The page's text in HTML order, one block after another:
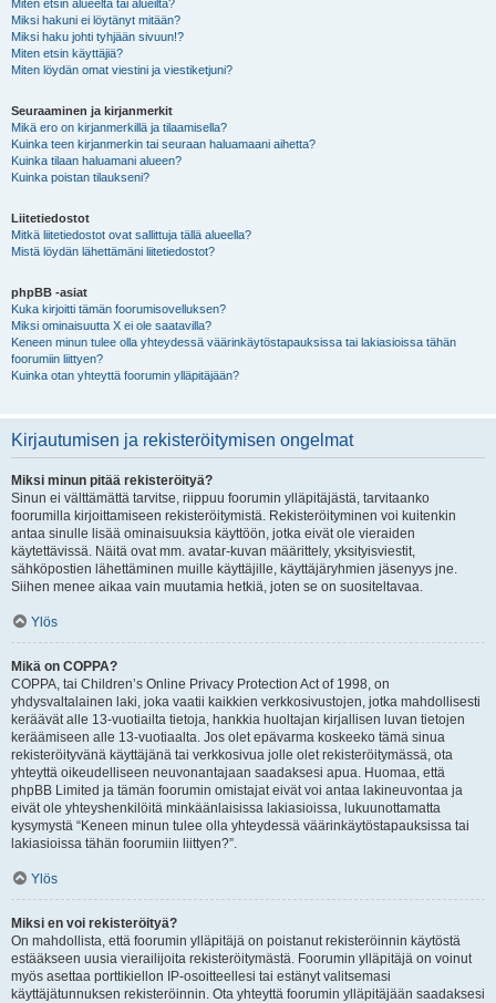
Miten etsin alueelta tai alueilta?
Miksi hakuni ei löytänyt mitään?
Miksi haku johti tyhjään sivuun!?
Miten etsin käyttäjiä?
Miten löydän omat viestini ja viestiketjuni?
Seuraaminen ja kirjanmerkit
Mikä ero on kirjanmerkillä ja tilaamisella?
Kuinka teen kirjanmerkin tai seuraan haluamaani aihetta?
Kuinka tilaan haluamani alueen?
Kuinka poistan tilaukseni?
Liitetiedostot
Mitkä liitetiedostot ovat sallittuja tällä alueella?
Mistä löydän lähettämäni liitetiedostot?
phpBB -asiat
Kuka kirjoitti tämän foorumisovelluksen?
Miksi ominaisuutta X ei ole saatavilla?
Keneen minun tulee olla yhteydessä väärinkäytöstapauksissa tai lakiasioissa tähän
foorumiin liittyen?
Kuinka otan yhteyttä foorumin ylläpitäjään?
Kirjautumisen ja rekisteröitymisen ongelmat
Miksi minun pitää rekisteröityä?
Sinun ei välttämättä tarvitse, riippuu foorumin ylläpitäjästä, tarvitaanko
foorumilla kirjoittamiseen rekisteröitymistä. Rekisteröityminen voi kuitenkin
antaa sinulle lisää ominaisuuksia käyttöön, jotka eivät ole vieraiden
käytettävissä. Näitä ovat mm. avatar-kuvan määrittely, yksityisviestit,
sähköpostien lähettäminen muille käyttäjille, käyttäjäryhmien jäsenyys jne.
Siihen menee aikaa vain muutamia hetkiä, joten se on suositeltavaa.
Ylös
Mikä on COPPA?
COPPA, tai Children’s Online Privacy Protection Act of 1998, on
yhdysvaltalainen laki, joka vaatii kaikkien verkkosivustojen, jotka mahdollisesti
keräävät alle 13-vuotiailta tietoja, hankkia huoltajan kirjallisen luvan tietojen
keräämiseen alle 13-vuotiaalta. Jos olet epävarma koskeeko tämä sinua
rekisteröityvänä käyttäjänä tai verkkosivua jolle olet rekisteröitymässä, ota
yhteyttä oikeudelliseen neuvonantajaan saadaksesi apua. Huomaa, että
phpBB Limited ja tämän foorumin omistajat eivät voi antaa lakineuvontaa ja
eivät ole yhteyshenkilöitä minkäänlaisissa lakiasioissa, lukuunottamatta
kysymystä “Keneen minun tulee olla yhteydessä väärinkäytöstapauksissa tai
lakiasioissa tähän foorumiin liittyen?”.
Ylös
Miksi en voi rekisteröityä?
On mahdollista, että foorumin ylläpitäjä on poistanut rekisteröinnin käytöstä
estääkseen uusia vierailijoita rekisteröitymästä. Foorumin ylläpitäjä on voinut
myös asettaa porttikiellon IP-osoitteellesi tai estänyt valitsemasi
käyttäjätunnuksen rekisteröinnin. Ota yhteyttä foorumin ylläpitäjään saadaksesi